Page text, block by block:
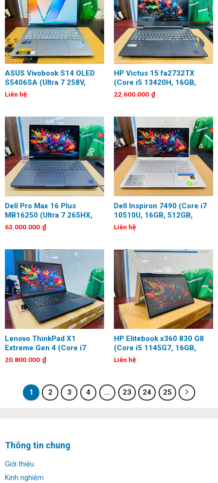
ASUS Vivobook S14 OLED
S5406SA (Ultra 7 258V,
32GB, 1TB, 14 inch, QHD+,
Liên hệ
HP Victus 15 fa2732TX
(Core i5 13420H, 16GB,
512GB, RTX 4050 6GB, 15.6
22.600.000 ₫
Dell Pro Max 16 Plus
MB16250 (Ultra 7 265HX,
32GB, 1TB, RTX PRO 2000
8GB, 16 inch, UHD+, OLED,
63.000.000 ₫
Dell Inspiron 7490 (Core i7
10510U, 16GB, 512GB,
Geforce MX250, 14 inch,
Full HD)
Liên hệ
Lenovo ThinkPad X1
Extreme Gen 4 (Core i7
11850H, 16GB, 512GB, RTX
3050Ti, 16 inch, 4K UHD)
20.800.000 ₫
HP Elitebook x360 830 G8
(Core i5 1145G7, 16GB,
256GB, 13.3 inch, FHD,
Touch)
Liên hệ
1 2 3 4 … 23 24 25
Thông tin chung
Giới thiệu
Kinh nghiệm